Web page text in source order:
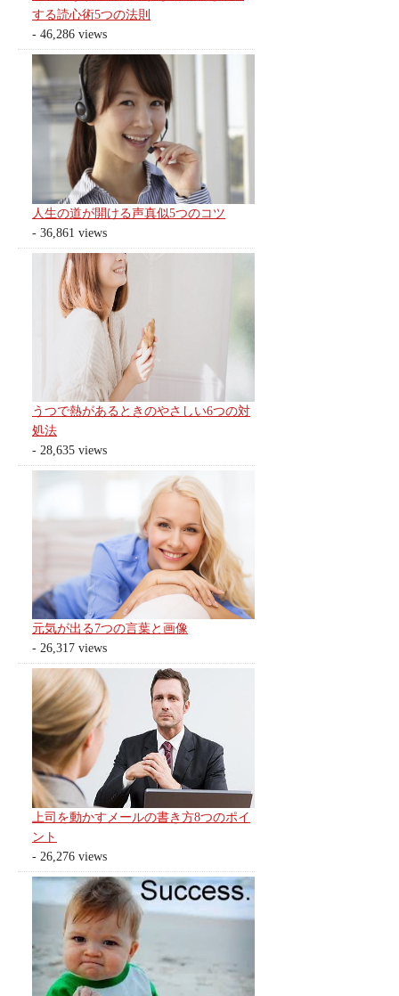
する読心術5つの法則
- 46,286 views
人生の道が開ける声真似5つのコツ
- 36,861 views
うつで熱があるときのやさしい6つの対
処法
- 28,635 views
元気が出る7つの言葉と画像
- 26,317 views
上司を動かすメールの書き方8つのポイ
ント
- 26,276 views